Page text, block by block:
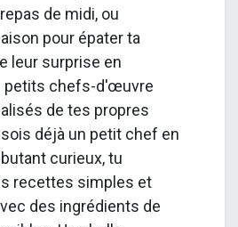
de midi, ou
pour épater ta
leur surprise en
petits chefs-d'œuvre
de tes propres
déjà un petit chef en
curieux, tu
recettes simples et
des ingrédients de